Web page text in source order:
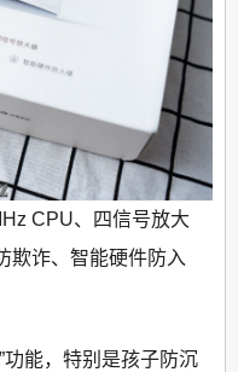
CPU、四信号放大
欺诈、智能硬件防入
功能，特别是孩子防沉